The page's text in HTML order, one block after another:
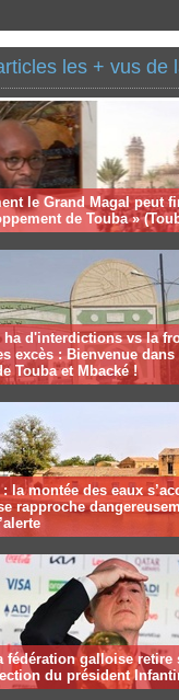
les + vus de
le Grand Magal peut
de Touba »
ha d'interdictions vs la
excès : Bienvenue
Touba et Mbacké !
la montée des eaux
rapproche
fédération galloise retire
du président